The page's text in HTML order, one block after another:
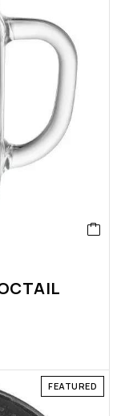
FEATURED